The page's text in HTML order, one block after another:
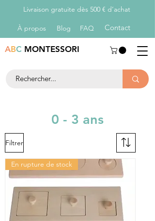
Livraison gratuite dès 500 € d’achat
À propos Blog FAQ Contact
ABC MONTESSORI
0 - 3 ans
Filtrer
En rupture de stock